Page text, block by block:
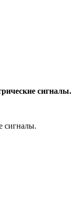
сигналы.
сигналы.